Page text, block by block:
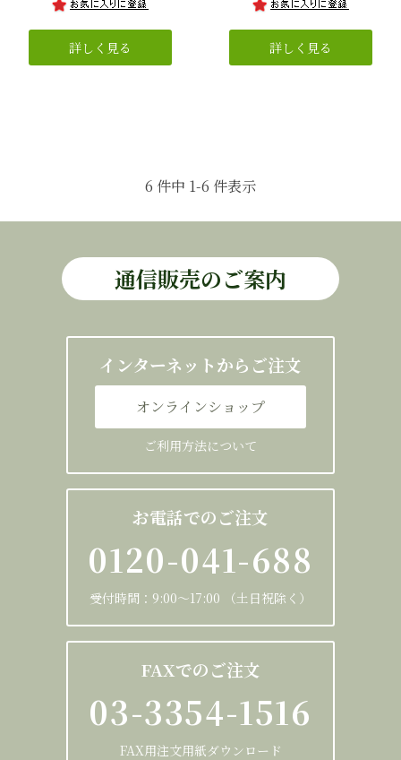
6 件中 1-6 件表示
通信販売のご案内
インターネットからご注文
オンラインショップ
ご利用方法について
お電話でのご注文
0120-041-688
受付時間：9:00～17:00 （土日祝除く）
FAXでのご注文
03-3354-1516
FAX用注文用紙ダウンロード